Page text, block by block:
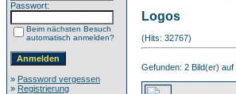
Passwort:
Beim nächsten Besuch
automatisch anmelden?
» Password vergessen
» Registrierung
Logos
(Hits: 32767)
Gefunden: 2 Bild(er)